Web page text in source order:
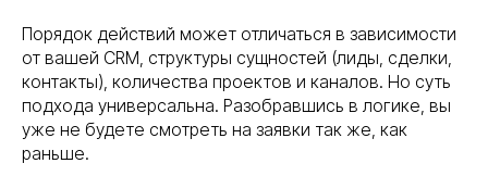
Порядок действий может отличаться в зависимости
от вашей CRM, структуры сущностей (лиды, сделки,
контакты), количества проектов и каналов. Но суть
подхода универсальна. Разобравшись в логике, вы
уже не будете смотреть на заявки так же, как
раньше.